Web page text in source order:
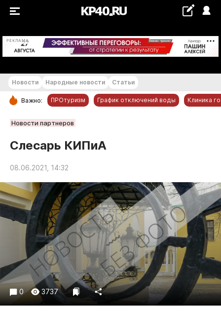
РЕКЛАМА +20...+21 °С
РУБРИКИ
Обнинск
Новости компаний
Статьи
Народные новости
Авто и транспорт
Благоустройство
Криминал
Культура
Недвижимость и ЖКХ
Образование
Общество
Погода
Новости Народные новости Статьи
Важно: ПРОтуризм График отключений воды Клиника
Новости партнеров
Слесарь КИПиА
08.06.2021, 14:32
0 3737